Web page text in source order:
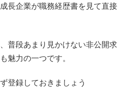
長企業が職務経歴書を見て直接
普段あまり見かけない非公開求
魅力の一つです。
登録しておきましょう